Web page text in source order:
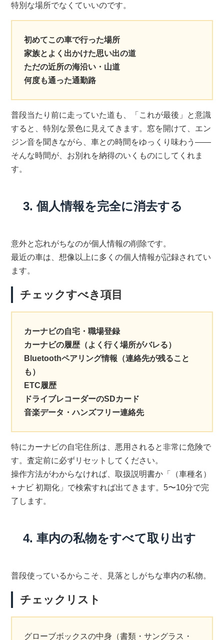
特別な場所でなくていいのです。
初めてこの車で行った場所
家族とよく出かけた思い出の道
ただの近所の海沿い・山道
何度も通った通勤路
普段当たり前に走っていた道も、「これが最後」と意識
すると、特別な景色に見えてきます。窓を開けて、エン
ジン音を聞きながら、車との時間をゆっくり味わう——
そんな時間が、お別れを納得のいくものにしてくれま
す。
3. 個人情報を完全に消去する
意外と忘れがちなのが個人情報の削除です。
最近の車は、想像以上に多くの個人情報が記録されてい
ます。
チェックすべき項目
カーナビの自宅・職場登録
カーナビの履歴（よく行く場所がバレる）
Bluetoothペアリング情報（連絡先が残ること
も）
ETC履歴
ドライブレコーダーのSDカード
音楽データ・ハンズフリー連絡先
特にカーナビの自宅住所は、悪用されると非常に危険で
す。査定前に必ずリセットしてください。
操作方法がわからなければ、取扱説明書か「（車種名）
+ ナビ 初期化」で検索すれば出てきます。5〜10分で完
了します。
4. 車内の私物をすべて取り出す
普段使っているからこそ、見落としがちな車内の私物。
チェックリスト
グローブボックスの中身（書類・サングラス・